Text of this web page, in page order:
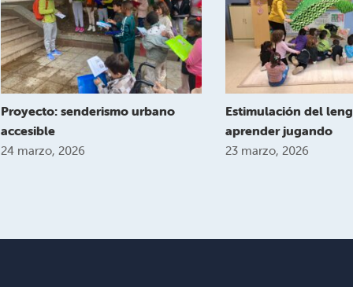
Proyecto: senderismo urbano
accesible
24 marzo, 2026
Estimulación del
aprender jugando
23 marzo, 2026